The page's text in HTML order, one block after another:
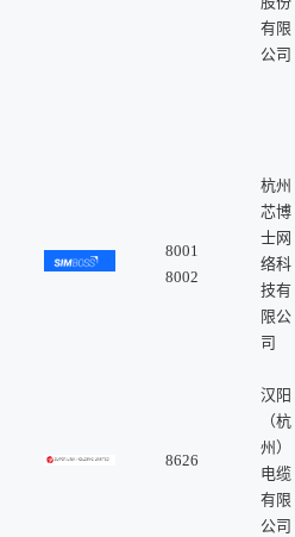
有限
公司
8001
8002
杭州
芯博
士网
络科
技有
限公
司
8626
汉阳
（杭
州）
电缆
有限
公司